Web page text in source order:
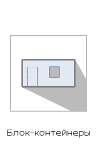
Блок-контейнеры